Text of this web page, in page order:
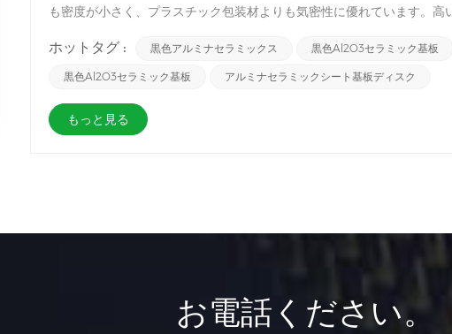
も密度が小さく、プラスチック包装材よりも気密性に優れています。
光性があることが多いため、デジタル表示を鮮明にするためにデジタ
外殻を封止するために使用される特殊なセラミック材料には遮光性が
ホットタグ : 黒色アルミナセラミックス 黒色Al2O3セラミック基板
黒色Al2O3セラミック基板 アルミナセラミックシート基板ディスク
もっと見る
お電話ください。